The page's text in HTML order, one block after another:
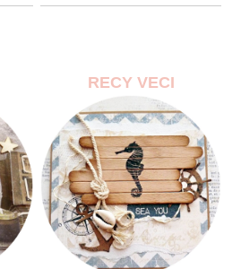
RECY VECI